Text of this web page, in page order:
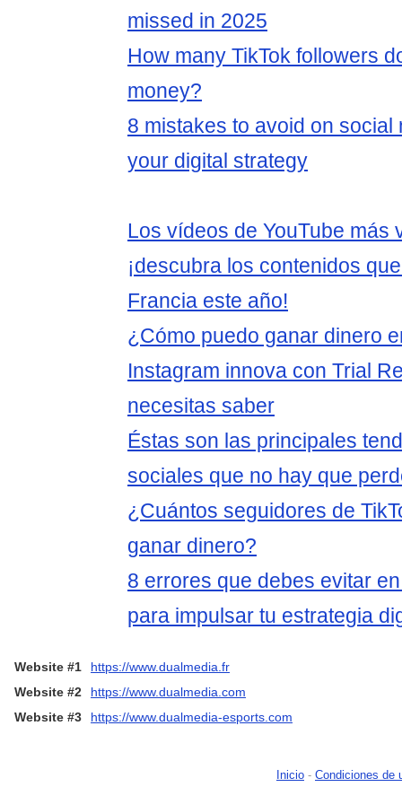
missed in 2025
How many TikTok followers
money?
8 mistakes to avoid on social
your digital strategy
Los vídeos de YouTube más
¡descubra los contenidos
Francia este año!
¿Cómo puedo ganar dinero
Instagram innova con Trial
necesitas saber
Éstas son las principales
sociales que no hay que
¿Cuántos seguidores de
ganar dinero?
8 errores que debes evitar
para impulsar tu estrategia
Website #1
https://www.dualmedia.fr
Website #2
https://www.dualmedia.com
Website #3
https://www.dualmedia-esports.com
Inicio - Condiciones de